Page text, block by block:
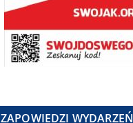
ZAPOWIEDZI WYDARZEŃ